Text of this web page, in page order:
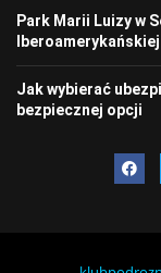
Park Marii Luizy w
Jak wybierać
bezpiecznej opcji